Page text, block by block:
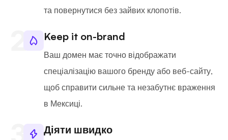
та повернутися без зайвих клопотів.
Keep it on-brand
Ваш домен має точно відображати
спеціалізацію вашого бренду або веб-сайту,
щоб справити сильне та незабутнє враження
в Мексиці.
Діяти швидко